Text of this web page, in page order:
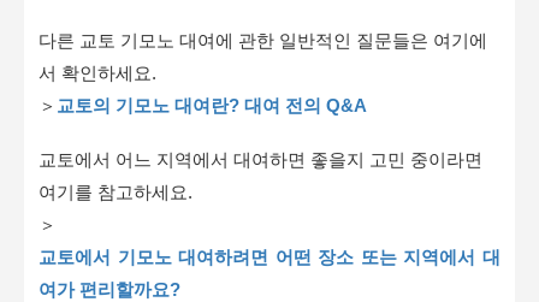
다른 교토 기모노 대여에 관한 일반적인 질문들은 여기에
서 확인하세요.
＞ 교토의 기모노 대여란? 대여 전의 Q&A
교토에서 어느 지역에서 대여하면 좋을지 고민 중이라면
여기를 참고하세요.
＞
교토에서 기모노 대여하려면 어떤 장소 또는 지역에서 대
여가 편리할까요?